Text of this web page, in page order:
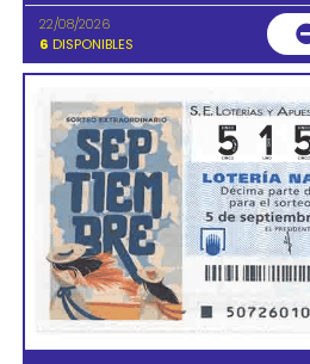
22/08/2026
6 DISPONIBLES